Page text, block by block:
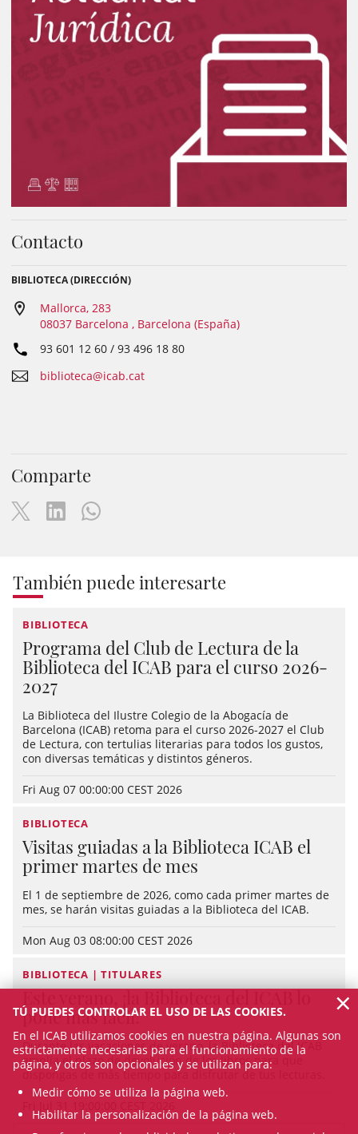
Contacto
BIBLIOTECA (DIRECCIÓN)
Mallorca, 283
08037 Barcelona , Barcelona (España)
93 601 12 60 / 93 496 18 80
biblioteca@icab.cat
Comparte
También puede interesarte
BIBLIOTECA
Programa del Club de Lectura de la
Biblioteca del ICAB para el curso 2026-
2027
La Biblioteca del Ilustre Colegio de la Abogacía de
Barcelona (ICAB) retoma para el curso 2026-2027 el Club
de Lectura, con tertulias literarias para todos los gustos,
con diversas temáticas y distintos géneros.
Fri Aug 07 00:00:00 CEST 2026
BIBLIOTECA
Visitas guiadas a la Biblioteca ICAB el
primer martes de mes
El 1 de septiembre de 2026, como cada primer martes de
mes, se harán visitas guiadas a la Biblioteca del ICAB.
Mon Aug 03 08:00:00 CEST 2026
BIBLIOTECA | TITULARES
pone más fácil!
Durante las vacaciones de verano, la Biblioteca del ICAB
amplía el plazo de devolución de los libros para que
dispongas de más tiempo para disfrutar de tus lecturas.
TÚ PUEDES CONTROLAR EL USO DE LAS COOKIES.
En el ICAB utilizamos cookies en nuestra página. Algunas son
estrictamente necesarias para el funcionamiento de la
página, y otros son opcionales y se utilizan para:
Medir cómo se utiliza la página web.
Habilitar la personalización de la página web.
×